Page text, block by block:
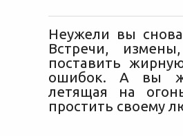
Неужели вы
Встречи,
поставить
ошибок. А вы
летящая на
простить своему